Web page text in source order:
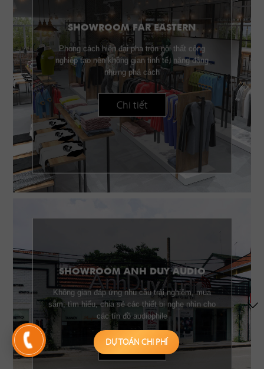
SHOWROOM FAR EASTERN
Phong cách hiện đại pha trộn nội thất công
nghiệp tạo nên không gian tinh tế, năng động
nhưng phá cách
Chi tiết
SHOWROOM ANH DUY AUDIO
Không gian đáp ứng nhu cầu trải nghiệm, mua
sắm, tìm hiểu, chia sẻ các thiết bị nghe nhìn cho
các tín đồ audiophile
Chi tiết
DỰ TOÁN CHI PHÍ